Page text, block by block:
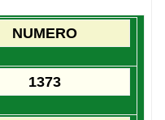
NUMERO
1373